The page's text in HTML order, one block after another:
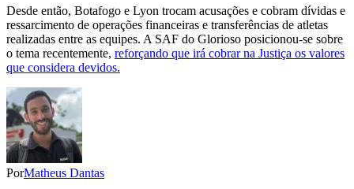
Desde então, Botafogo e Lyon trocam acusações e cobram dívidas e
ressarcimento de operações financeiras e transferências de atletas
realizadas entre as equipes. A SAF do Glorioso posicionou-se sobre
o tema recentemente, reforçando que irá cobrar na Justiça os valores
que considera devidos.
PorMatheus Dantas